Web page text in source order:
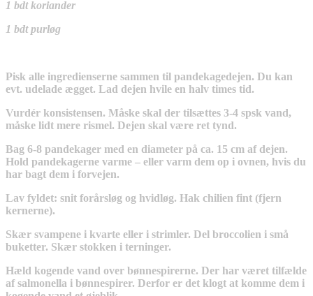
1 bdt koriander
1 bdt purløg
Pisk alle ingredienserne sammen til pandekagedejen. Du kan
evt. udelade ægget. Lad dejen hvile en halv times tid.
Vurdér konsistensen. Måske skal der tilsættes 3-4 spsk vand,
måske lidt mere rismel. Dejen skal være ret tynd.
Bag 6-8 pandekager med en diameter på ca. 15 cm af dejen.
Hold pandekagerne varme – eller varm dem op i ovnen, hvis du
har bagt dem i forvejen.
Lav fyldet: snit forårsløg og hvidløg. Hak chilien fint (fjern
kernerne).
Skær svampene i kvarte eller i strimler. Del broccolien i små
buketter. Skær stokken i terninger.
Hæld kogende vand over bønnespirerne. Der har været tilfælde
af salmonella i bønnespirer. Derfor er det klogt at komme dem i